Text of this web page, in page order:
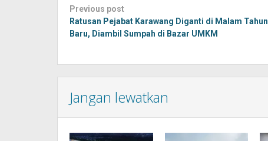
Post
navigation
Previous post
Ratusan Pejabat Karawang Diganti di Malam Tahun
Baru, Diambil Sumpah di Bazar UMKM
Jangan lewatkan